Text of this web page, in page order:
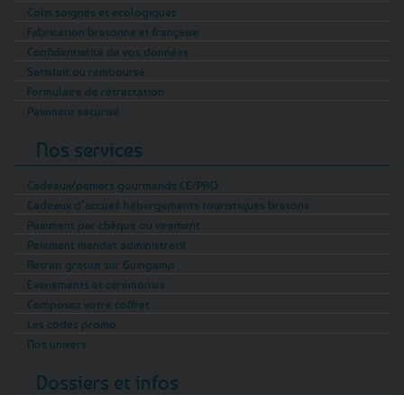
Colis soignés et écologiques
Fabrication bretonne et française
Confidentialité de vos données
Satisfait ou remboursé
Formulaire de rétractation
Paiement sécurisé
Nos services
Cadeaux/paniers gourmands CE/PRO
Cadeaux d’accueil hébergements touristiques bretons
Paiement par chèque ou virement
Paiement mandat administratif
Retrait gratuit sur Guingamp
Evénements et cérémonies
Composez votre coffret
Les codes promo
Nos univers
Dossiers et infos